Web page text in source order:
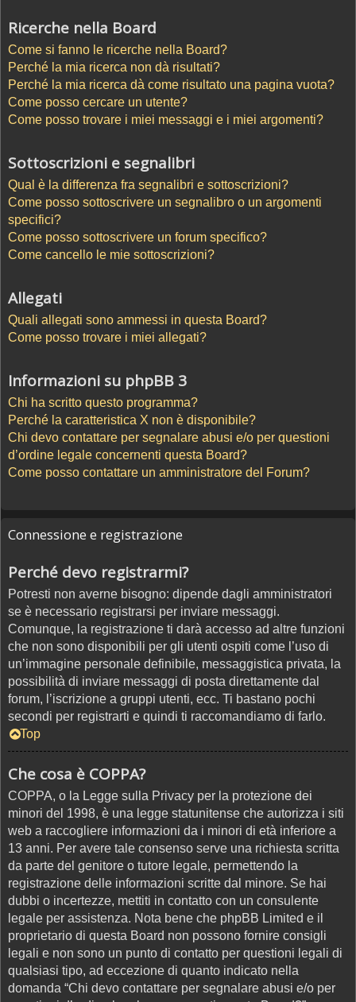
Ricerche nella Board
Come si fanno le ricerche nella Board?
Perché la mia ricerca non dà risultati?
Perché la mia ricerca dà come risultato una pagina vuota?
Come posso cercare un utente?
Come posso trovare i miei messaggi e i miei argomenti?
Sottoscrizioni e segnalibri
Qual è la differenza fra segnalibri e sottoscrizioni?
Come posso sottoscrivere un segnalibro o un argomenti
specifici?
Come posso sottoscrivere un forum specifico?
Come cancello le mie sottoscrizioni?
Allegati
Quali allegati sono ammessi in questa Board?
Come posso trovare i miei allegati?
Informazioni su phpBB 3
Chi ha scritto questo programma?
Perché la caratteristica X non è disponibile?
Chi devo contattare per segnalare abusi e/o per questioni
d’ordine legale concernenti questa Board?
Come posso contattare un amministratore del Forum?
Connessione e registrazione
Perché devo registrarmi?
Potresti non averne bisogno: dipende dagli amministratori
se è necessario registrarsi per inviare messaggi.
Comunque, la registrazione ti darà accesso ad altre funzioni
che non sono disponibili per gli utenti ospiti come l’uso di
un’immagine personale definibile, messaggistica privata, la
possibilità di inviare messaggi di posta direttamente dal
forum, l’iscrizione a gruppi utenti, ecc. Ti bastano pochi
secondi per registrarti e quindi ti raccomandiamo di farlo.
Top
Che cosa è COPPA?
COPPA, o la Legge sulla Privacy per la protezione dei
minori del 1998, è una legge statunitense che autorizza i siti
web a raccogliere informazioni da i minori di età inferiore a
13 anni. Per avere tale consenso serve una richiesta scritta
da parte del genitore o tutore legale, permettendo la
registrazione delle informazioni scritte dal minore. Se hai
dubbi o incertezze, mettiti in contatto con un consulente
legale per assistenza. Nota bene che phpBB Limited e il
proprietario di questa Board non possono fornire consigli
legali e non sono un punto di contatto per questioni legali di
qualsiasi tipo, ad eccezione di quanto indicato nella
domanda “Chi devo contattare per segnalare abusi e/o per